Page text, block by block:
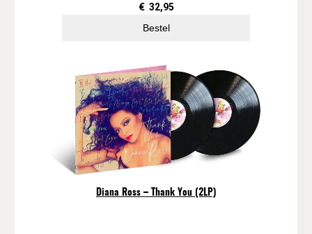
€ 32,95
Bestel
Diana Ross – Thank You (2LP)